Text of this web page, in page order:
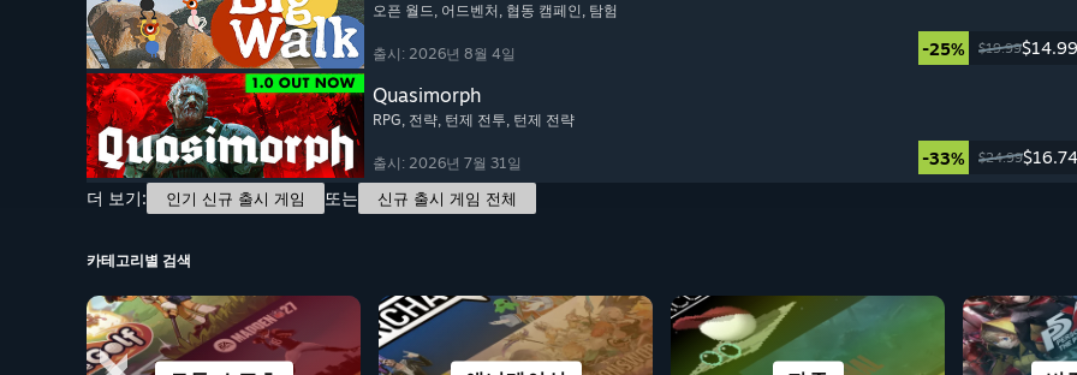
오픈 월드, 어드벤처 , 협동 캠페인 , 탐험
출시: 2026년 8월 4일 -25% $19.99$14.99
Quasimorph
RPG, 전략, 턴제 전투, 턴제 전략
출시: 2026년 7월 31일 -33% $24.99$16.74
더 보기:
인기 신규 출시 게임 또는 신규 출시 게임 전체
카테고리별 검색